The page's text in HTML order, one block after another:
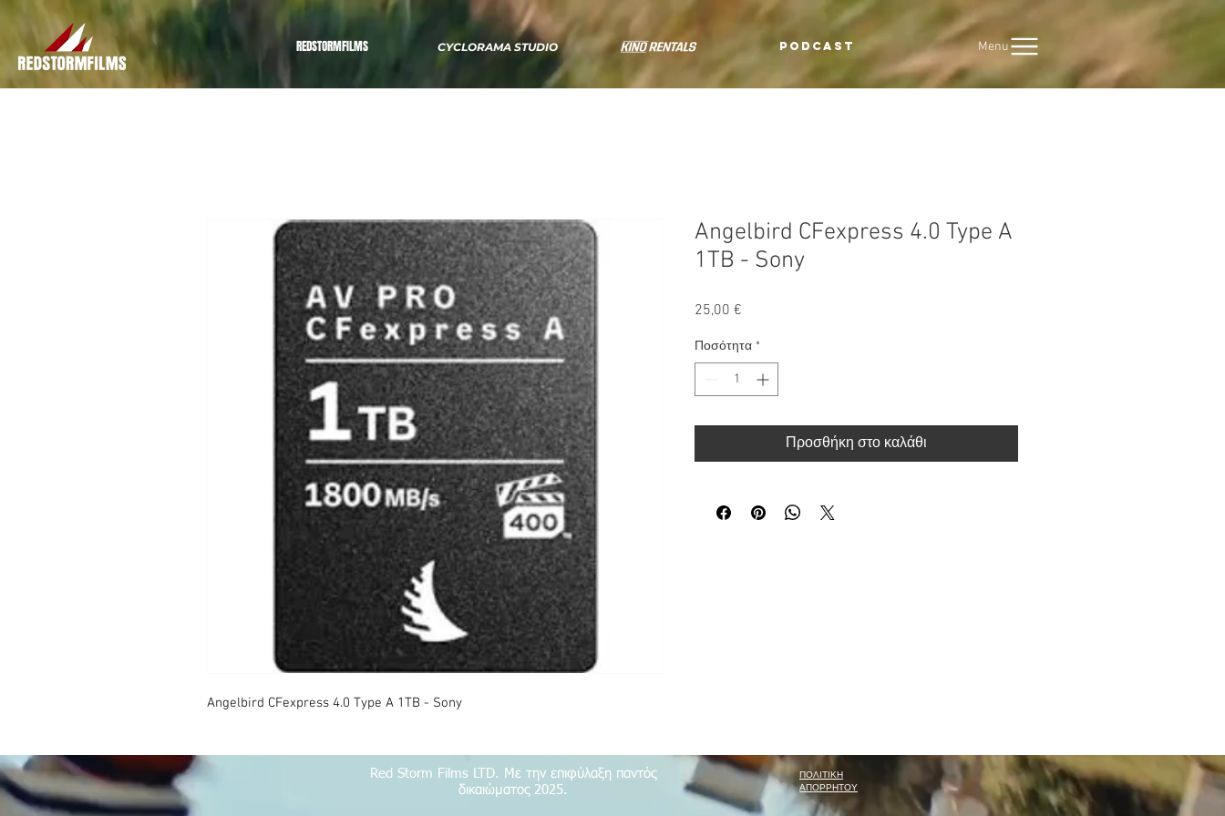
REDSTORMFILMS CYCLORAMA STUDIO PODCAST Menu
Angelbird CFexpress 4.0 Type A 1TB - Sony
Angelbird CFexpress 4.0 Type A
1TB - Sony
25,00 €
Ποσότητα *
Προσθήκη στο καλάθι
Red Storm Films LTD. Με την επιφύλαξη παντός
δικαιώματος 2025.
ΠΟΛΙΤΙΚΗ
ΑΠΟΡΡΗΤΟΥ